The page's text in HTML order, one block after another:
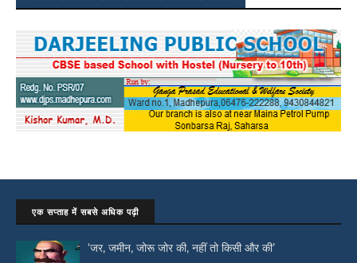
एक सप्ताह में सबसे अधिक पढ़ी
‘जर, जमीन, जोरू जोर की, नहीं तो किसी और की’